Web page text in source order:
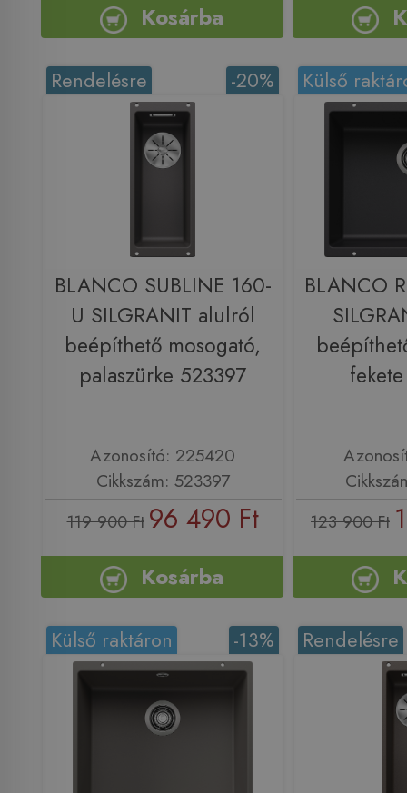
Kosárba
-20%
Rendelésre
BLANCO SUBLINE 160-
U SILGRANIT alulról
beépíthető mosogató,
palaszürke 523397
Azonosító: 225420
Cikkszám: 523397
119 900 Ft 96 490 Ft
Kosárba
Külső
BLANCO
123 900 Ft
-13%
Külső raktáron Rendelésre